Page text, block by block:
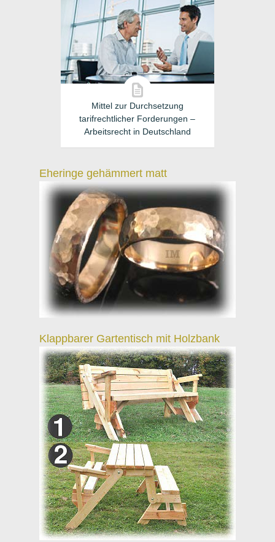
Mittel zur Durchsetzung
tarifrechtlicher Forderungen –
Arbeitsrecht in Deutschland
Eheringe gehämmert matt
Klappbarer Gartentisch mit Holzbank